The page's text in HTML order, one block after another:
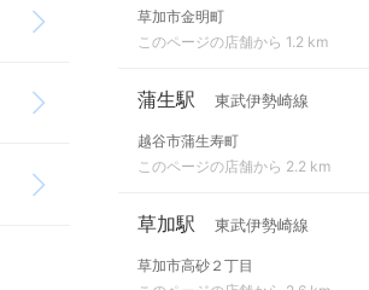
草加市金明町
このページの店舗から 1.2 km
蒲生駅 東武伊勢崎線
越谷市蒲生寿町
このページの店舗から 2.2 km
草加駅 東武伊勢崎線
草加市高砂２丁目